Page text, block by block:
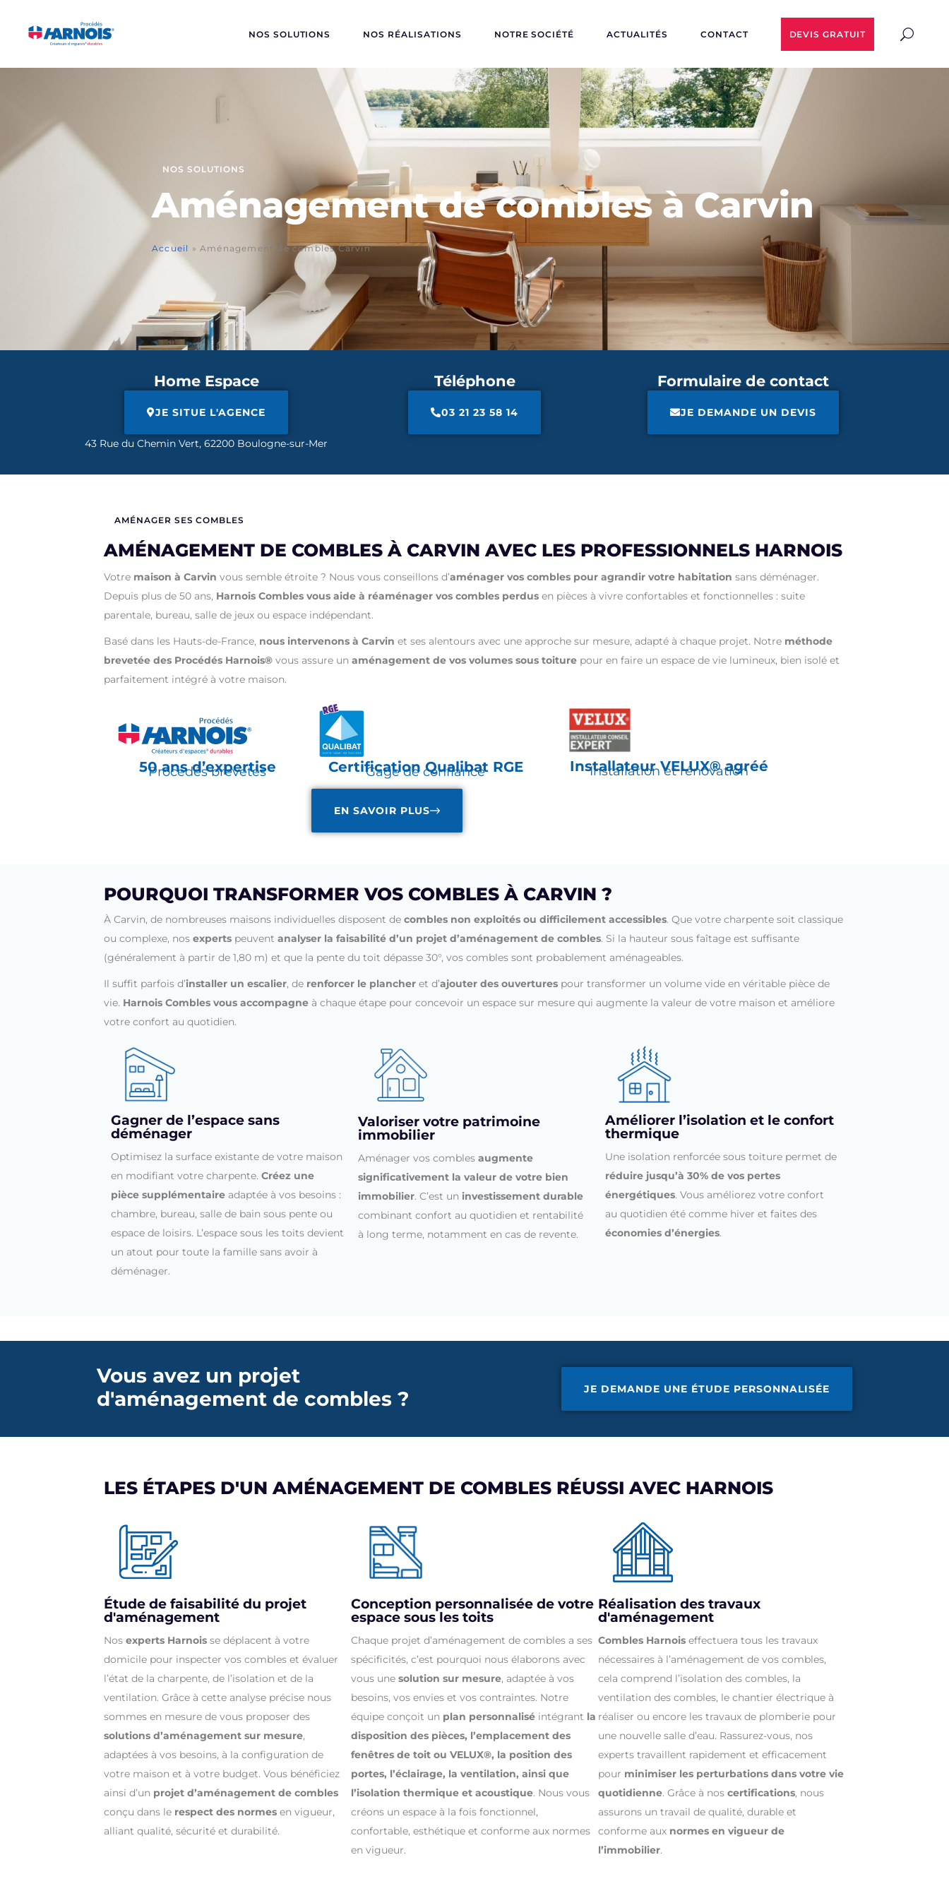
NOS SOLUTIONS NOS RÉALISATIONS NOTRE SOCIÉTÉ ACTUALITÉS CONTACT DEVIS GRATUIT
NOS SOLUTIONS
Aménagement de combles à Carvin
Accueil »Aménagement de combles Carvin
Home Espace
JE SITUE L'AGENCE
43 Rue du Chemin Vert, 62200 Boulogne-sur-Mer
Téléphone
03 21 23 58 14
Formulaire de contact
JE DEMANDE UN DEVIS
AMÉNAGER SES COMBLES
AMÉNAGEMENT DE COMBLES À CARVIN AVEC LES PROFESSIONNELS HARNOIS
Votre maison à Carvin vous semble étroite ? Nous vous conseillons d’aménager vos combles pour agrandir votre habitation sans déménager.
Depuis plus de 50 ans, Harnois Combles vous aide à réaménager vos combles perdus en pièces à vivre confortables et fonctionnelles : suite
parentale, bureau, salle de jeux ou espace indépendant.
Basé dans les Hauts-de-France, nous intervenons à Carvin et ses alentours avec une approche sur mesure, adapté à chaque projet. Notre méthode
brevetée des Procédés Harnois® vous assure un aménagement de vos volumes sous toiture pour en faire un espace de vie lumineux, bien isolé et
parfaitement intégré à votre maison.
50 ans d’expertise
Procédés brevetés Certification Qualibat RGE
Gage de confiance
EN SAVOIR PLUS
InstallateurVELUX® agréé
Installation et rénovation
POURQUOI TRANSFORMER VOS COMBLES À CARVIN ?
À Carvin, de nombreuses maisons individuelles disposent de combles non exploités ou difficilement accessibles. Que votre charpente soit classique
ou complexe, nos experts peuvent analyser la faisabilité d’un projet d’aménagement de combles. Si la hauteur sous faîtage est suffisante
(généralement à partir de 1,80 m) et que la pente du toit dépasse 30°, vos combles sont probablement aménageables.
Il suffit parfois d’installer un escalier, de renforcer le plancher et d’ajouter des ouvertures pour transformer un volume vide en véritable pièce de
vie. Harnois Combles vous accompagne à chaque étape pour concevoir un espace sur mesure qui augmente la valeur de votre maison et améliore
votre confort au quotidien.
Gagner de l’espace sans
déménager
Optimisez la surface existante de votre maison
en modifiant votre charpente. Créez une
pièce supplémentaire adaptée à vos besoins :
chambre, bureau, salle de bain sous pente ou
espace de loisirs. L’espace sous les toits devient
un atout pour toute la famille sans avoir à
déménager.
Valoriser votre patrimoine
immobilier
Aménager vos combles augmente
significativement la valeur de votre bien
immobilier. C’est un investissement durable
combinant confort au quotidien et rentabilité
à long terme, notamment en cas de revente.
Améliorer l’isolation et le confort
thermique
Une isolation renforcée sous toiture permet de
réduire jusqu’à 30% de vos pertes
énergétiques. Vous améliorez votre confort
au quotidien été comme hiver et faites des
économies d’énergies.
Vous avez un projet
d'aménagement de combles ?
JE DEMANDE UNE ÉTUDE PERSONNALISÉE
LES ÉTAPES D'UN AMÉNAGEMENT DE COMBLES RÉUSSI AVEC HARNOIS
Étude de faisabilité du projet
d'aménagement
Nos experts Harnois se déplacent à votre
domicile pour inspecter vos combles et évaluer
l’état de la charpente, de l’isolation et de la
ventilation. Grâce à cette analyse précise nous
sommes en mesure de vous proposer des
solutions d’aménagement sur mesure,
adaptées à vos besoins, à la configuration de
votre maison et à votre budget. Vous bénéficiez
ainsi d’un projet d’aménagement de combles
conçu dans le respect des normes en vigueur,
alliant qualité, sécurité et durabilité.
Conception personnalisée de votre
espace sous les toits
Chaque projet d’aménagement de combles a ses
spécificités, c’est pourquoi nous élaborons avec
vous une solution sur mesure, adaptée à vos
besoins, vos envies et vos contraintes. Notre
équipe conçoit un plan personnalisé intégrant la
disposition des pièces, l’emplacement des
fenêtres de toit ou VELUX®, la position des
portes, l’éclairage, la ventilation, ainsi que
l’isolation thermique et acoustique. Nous vous
créons un espace à la fois fonctionnel,
confortable, esthétique et conforme aux normes
en vigueur.
Réalisation des travaux
d'aménagement
Combles Harnois effectuera tous les travaux
nécessaires à l’aménagement de vos combles,
cela comprend l’isolation des combles, la
ventilation des combles, le chantier électrique à
réaliser ou encore les travaux de plomberie pour
une nouvelle salle d’eau. Rassurez-vous, nos
experts travaillent rapidement et efficacement
pour minimiser les perturbations dans votre vie
quotidienne. Grâce à nos certifications, nous
assurons un travail de qualité, durable et
conforme aux normes en vigueur de
l’immobilier.